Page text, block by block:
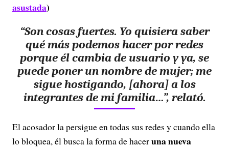
asustada)
“Son cosas fuertes. Yo quisiera saber
qué más podemos hacer por redes
porque él cambia de usuario y ya, se
puede poner un nombre de mujer;me
sigue hostigando, [ahora] a los
integrantes de mi familia…”, relató.
El acosador la persigue en todas sus redes y cuando ella
lo bloquea, él busca la forma de haceruna nueva